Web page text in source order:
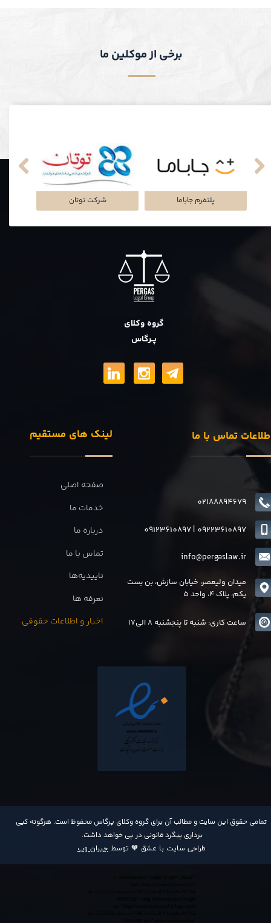
شرکت توتان پلتفرم جاباما
برخی از موکلین ما
​تمامی حقوق این سایت و مطالب آن برای گروه وکلای پرگاس محفوظ است. هرگونه کپی
برداری پیگرد قانونی در پی خواهد داشت​​​​​​​.
طراحی سایت با عشق 🧡 توسط جیران وب
گروه وکلای
پــرگاس
لینک های مستقیم
صفحه اصلی
خدمات ما
درباره ما
تماس با ما
تاییدیه‌ها
تعرفه ها
اخبار و اطلاعات حقوقی
تماس با ما
02188894679
info@pergaslaw.ir
09123610897| 09223610897
میدان ولیعصر، خیابان سازش، بن بست
یکم، پلاک 4، واحد 5
ساعت کاری: شنبه تا پنجشنبه 8 الی17